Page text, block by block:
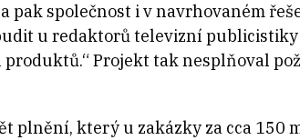
pak společnost i v navrhovaném
u redaktorů televizní publicistiky
produktů.“ Projekt tak nesplňoval
plnění, který u zakázky za cca 150